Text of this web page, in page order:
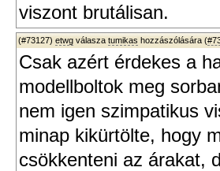
viszont brutálisan.
(#73127) etwg válasza tumikas hozzászólására (
Csak azért érdekes a
modellboltok meg
nem igen szimpatikus
minap kikürtölte, hogy
csökkenteni az árakat,